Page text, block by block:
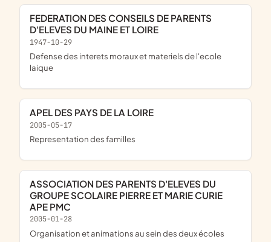
FEDERATION DES CONSEILS DE PARENTS
D'ELEVES DU MAINE ET LOIRE
1947-10-29
defense des interets moraux et materiels de l'ecole
laique
APEL DES PAYS DE LA LOIRE
2005-05-17
representation des familles
ASSOCIATION DES PARENTS D'ELEVES DU
GROUPE SCOLAIRE PIERRE ET MARIE CURIE
APE PMC
2005-01-28
organisation et animations au sein des deux écoles